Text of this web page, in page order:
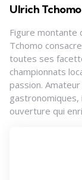
Ulrich Tchomo
Figure montante
Tchomo
toutes ses
championnats
passion.
gastronomiques,
ouverture qui